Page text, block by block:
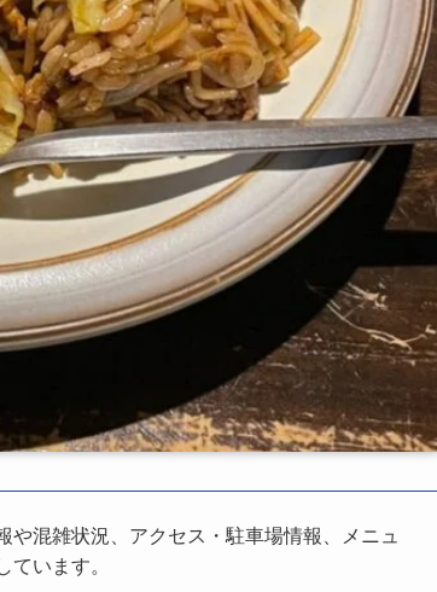
混雑状況、アクセス・駐車場情報、メニュ
います。